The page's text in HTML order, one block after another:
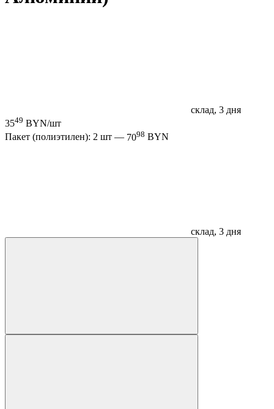
склад, 3 дня
3549 BYN/шт
Пакет (полиэтилен): 2 шт — 7098 BYN
склад, 3 дня